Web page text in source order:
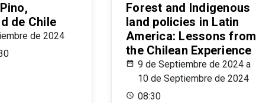
de Chile
de 2024
Forest and Indigenous
land policies in Latin
America: Lessons from
the Chilean Experience
9 de Septiembre de 2024 a
10 de Septiembre de 2024
08:30